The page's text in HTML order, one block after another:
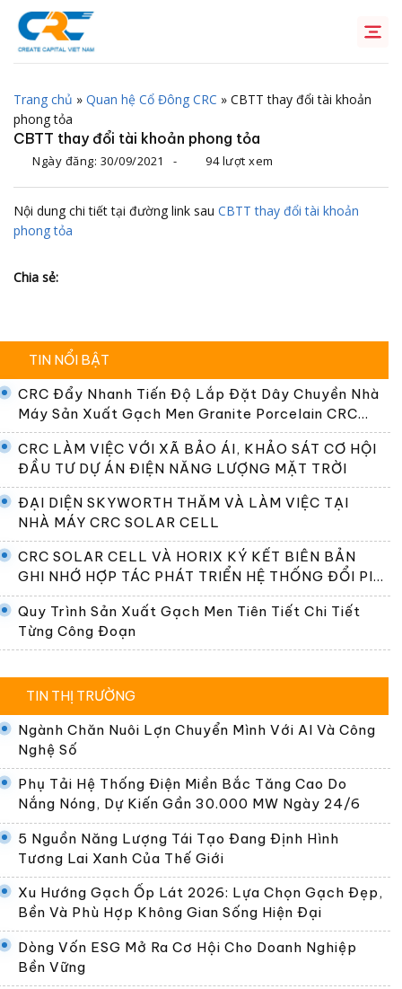
Chuyển
đến
dung
Trang chủ » Quan hệ Cổ Đông CRC » CBTT thay đổi tài khoản
phong tỏa
CBTT thay đổi tài khoản phong tỏa
Ngày đăng: 30/09/2021 - 94 lượt xem
Nội dung chi tiết tại đường link sau CBTT thay đổi tài khoản
phong tỏa
Chia sẻ:
TIN NỔI BẬT
CRC Đẩy Nhanh Tiến Độ Lắp Đặt Dây Chuyền Nhà
Máy Sản Xuất Gạch Men Granite Porcelain CRC
Premier
CRC LÀM VIỆC VỚI XÃ BẢO ÁI, KHẢO SÁT CƠ HỘI
ĐẦU TƯ DỰ ÁN ĐIỆN NĂNG LƯỢNG MẶT TRỜI
ĐẠI DIỆN SKYWORTH THĂM VÀ LÀM VIỆC TẠI
NHÀ MÁY CRC SOLAR CELL
CRC SOLAR CELL VÀ HORIX KÝ KẾT BIÊN BẢN
GHI NHỚ HỢP TÁC PHÁT TRIỂN HỆ THỐNG ĐỔI PIN
TẠI VIỆT NAM
Quy Trình Sản Xuất Gạch Men Tiên Tiết Chi Tiết
Từng Công Đoạn
TIN THỊ TRƯỜNG
Ngành Chăn Nuôi Lợn Chuyển Mình Với AI Và Công
Nghệ Số
Phụ Tải Hệ Thống Điện Miền Bắc Tăng Cao Do
Nắng Nóng, Dự Kiến Gần 30.000 MW Ngày 24/6
5 Nguồn Năng Lượng Tái Tạo Đang Định Hình
Tương Lai Xanh Của Thế Giới
Xu Hướng Gạch Ốp Lát 2026: Lựa Chọn Gạch Đẹp,
Bền Và Phù Hợp Không Gian Sống Hiện Đại
Dòng Vốn ESG Mở Ra Cơ Hội Cho Doanh Nghiệp
Bền Vững